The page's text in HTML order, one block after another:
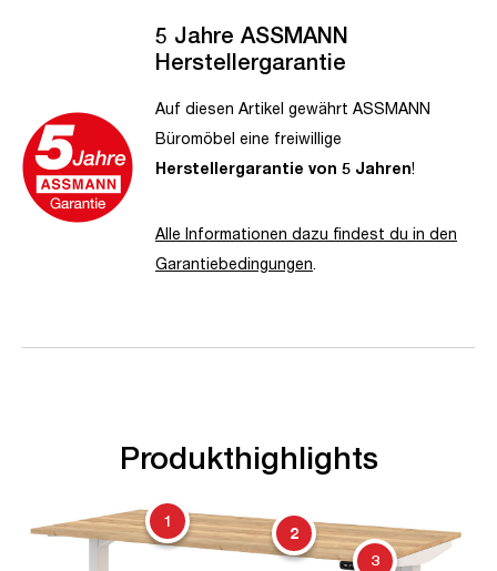
5 Jahre ASSMANN
Herstellergarantie
Auf diesen Artikel gewährt ASSMANN
Büromöbel eine freiwillige
Herstellergarantie von 5 Jahren!
Alle Informationen dazu findest du in den
Garantiebedingungen.
Produkthighlights
1
2
3